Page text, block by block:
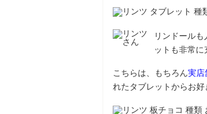
リンドール
ットも非常に
こちらは、もちろん実店
れたタブレットからお好